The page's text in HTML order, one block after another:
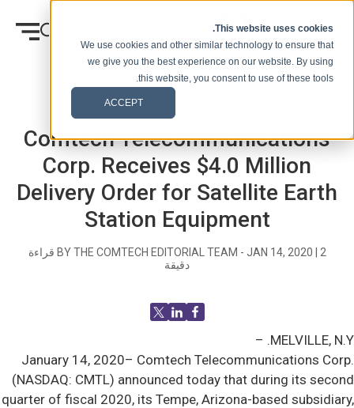
This website uses cookies.
We use cookies and other similar technology to ensure that
we give you the best experience on our website. By using
this website, you consent to use of these tools.
ACCEPT
الصحفيه
Comtech Telecommunications
Corp. Receives $4.0 Million
Delivery Order for Satellite Earth
Station Equipment
BY THE COMTECH EDITORIAL TEAM - JAN 14, 2020 2
قراءة
دقيقة
MELVILLE, N.Y. –
January 14, 2020– Comtech Telecommunications Corp.
(NASDAQ: CMTL) announced today that during its second
quarter of fiscal 2020, its Tempe, Arizona-based subsidiary,